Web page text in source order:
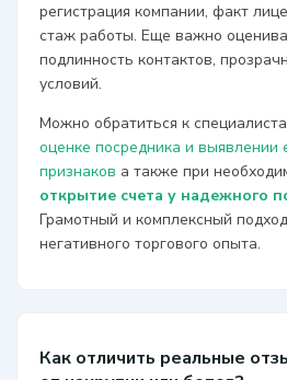
регистрация компании, факт
стаж работы. Еще важно
подлинность контактов,
условий.
Можно обратиться к
оценке посредника и выявлении
признаков а также при
открытие счета у надежного
Грамотный и комплексный
негативного торгового опыта.
Как отличить реальные